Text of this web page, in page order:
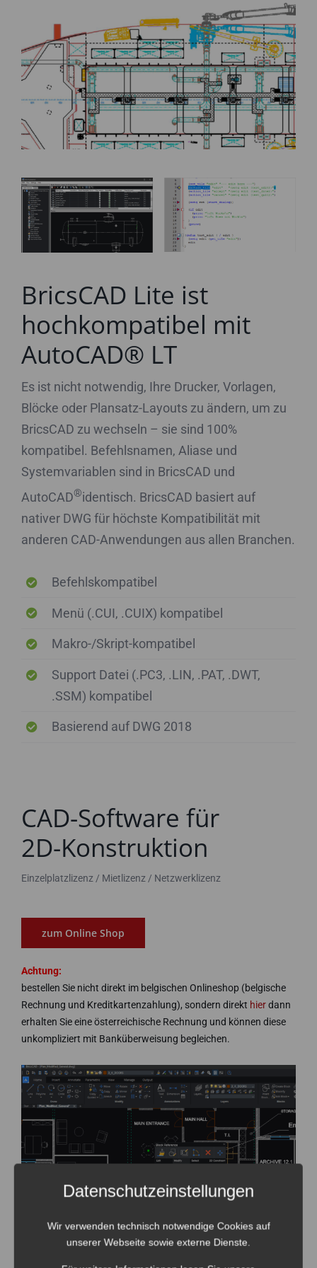
BricsCAD Lite ist
hochkompatibel mit
AutoCAD® LT
Es ist nicht notwendig, Ihre Drucker, Vorlagen,
Blöcke oder Plansatz-Layouts zu ändern, um zu
BricsCAD zu wechseln – sie sind 100%
kompatibel. Befehlsnamen, Aliase und
Systemvariablen sind in BricsCAD und
AutoCAD®identisch. BricsCAD basiert auf
nativer DWG für höchste Kompatibilität mit
anderen CAD-Anwendungen aus allen Branchen.
Befehlskompatibel
Menü (.CUI, .CUIX) kompatibel
Makro-/Skript-kompatibel
Support Datei (.PC3, .LIN, .PAT, .DWT,
.SSM) kompatibel
Basierend auf DWG 2018
CAD-Software für
2D-Konstruktion
Einzelplatzlizenz / Mietlizenz / Netzwerklizenz
zum Online Shop
Achtung:
bestellen Sie nicht direkt im belgischen Onlineshop (belgische
Rechnung und Kreditkartenzahlung), sondern direkt hierdann
erhalten Sie eine österreichische Rechnung und können diese
unkompliziert mit Banküberweisung begleichen.
Datenschutzeinstellungen
Wir verwenden technisch notwendige Cookies auf
unserer Webseite sowie externe Dienste.